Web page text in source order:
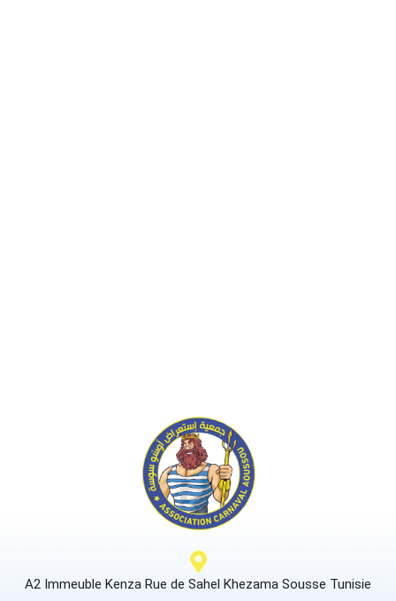
A2 Immeuble Kenza Rue de Sahel Khezama Sousse Tunisie